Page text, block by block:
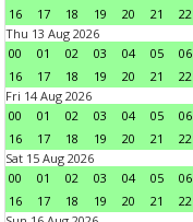
16
17 18 19 20 21 22
Thu 13 Aug 2026
00
01 02 03 04 05 06
16
17 18 19 20 21 22
Fri 14 Aug 2026
00
01 02 03 04 05 06
16
17 18 19 20 21 22
Sat 15 Aug 2026
00
01 02 03 04 05 06
16
17 18 19 20 21 22